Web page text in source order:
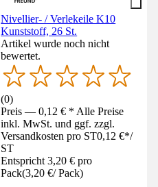
Nivellier- / Verlekeile K10
Kunststoff, 26 St.
Artikel wurde noch nicht
bewertet.
(0)
Preis — 0,12 € * Alle Preise
inkl. MwSt. und ggf. zzgl.
Versandkosten pro ST0,12 €*/
ST
Entspricht 3,20 € pro
Pack(3,20 €/ Pack)